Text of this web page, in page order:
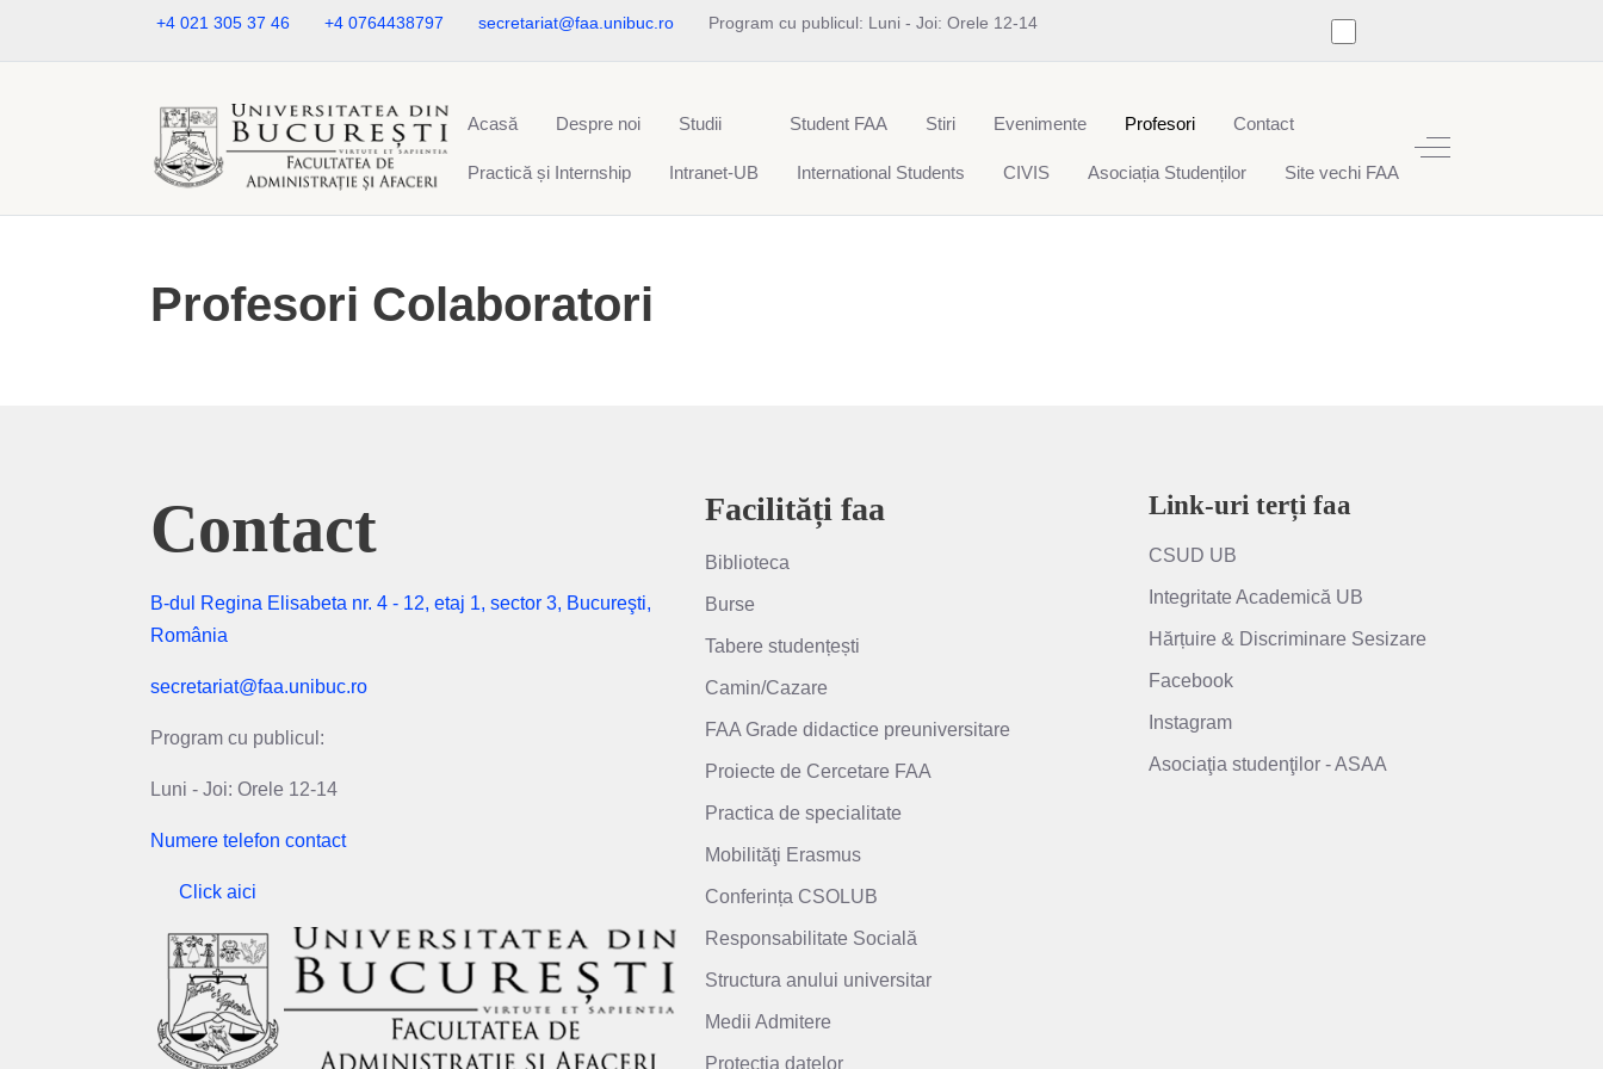
+4 021 305 37 46 +4 0764438797 secretariat@faa.unibuc.ro Program cu publicul: Luni - Joi: Orele 12-14
Acasă Despre noi Studii Student FAA Stiri Evenimente Profesori Contact
Practică și Internship Intranet-UB International Students CIVIS Asociația Studenților Site vechi FAA
Off-Canvas Toggle
Profesori Colaboratori
Contact
B-dul Regina Elisabeta nr. 4 - 12, etaj 1, sector 3, Bucureşti,
România
secretariat@faa.unibuc.ro
Program cu publicul:
Luni - Joi: Orele 12-14
Numere telefon contact
Click aici
Facilități faa
Biblioteca
Burse
Tabere studențești
Camin/Cazare
FAA Grade didactice preuniversitare
Proiecte de Cercetare FAA
Practica de specialitate
Mobilităţi Erasmus
Conferința CSOLUB
Responsabilitate Socială
Structura anului universitar
Medii Admitere
Protecția datelor
Link-uri terți faa
CSUD UB
Integritate Academică UB
Hărțuire & Discriminare Sesizare
Facebook
Instagram
Asociaţia studenţilor - ASAA